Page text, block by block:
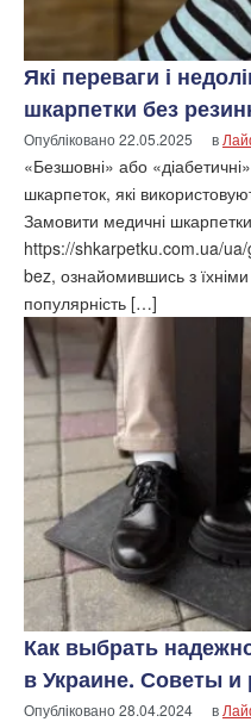
Які переваги і
шкарпетки без
Опубліковано22.05.2025 в
«Безшовні» або
шкарпеток, які
Замовити медичні
https://shkarpetku.com.ua/
bez, ознайомившись з
популярність […]
Как выбрать
в Украине. Советы и
Опубліковано28.04.2024 в